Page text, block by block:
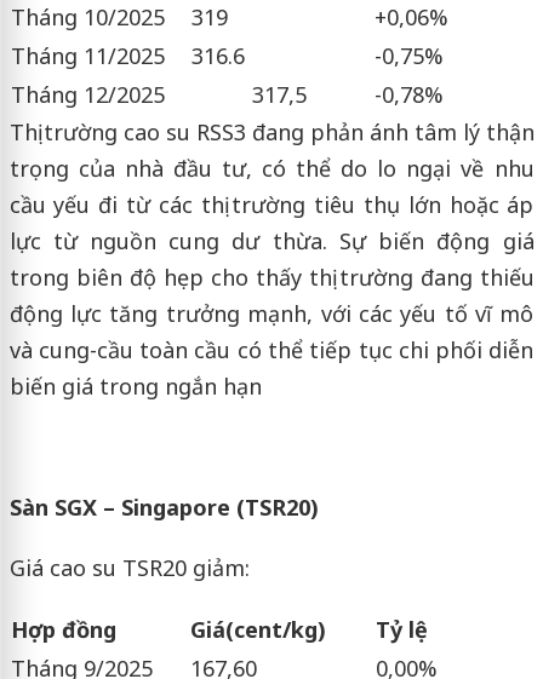
Tháng 10/2025
319
+0,06%
Tháng 11/2025
316.6
-0,75%
Tháng 12/2025
317,5
-0,78%
Thị trường cao su RSS3 đang phản ánh tâm lý thận
trọng của nhà đầu tư, có thể do lo ngại về nhu
cầu yếu đi từ các thị trường tiêu thụ lớn hoặc áp
lực từ nguồn cung dư thừa. Sự biến động giá
trong biên độ hẹp cho thấy thị trường đang thiếu
động lực tăng trưởng mạnh, với các yếu tố vĩ mô
và cung-cầu toàn cầu có thể tiếp tục chi phối diễn
biến giá trong ngắn hạn
Sàn SGX – Singapore (TSR20)
Giá cao su TSR20 giảm:
Hợp đồng Giá(cent/kg)
Tỷ lệ
Tháng 9/2025
167,60 0,00%